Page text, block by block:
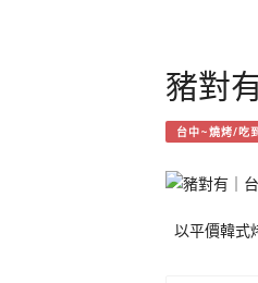
豬對
台中~燒烤/吃
以平價韓式